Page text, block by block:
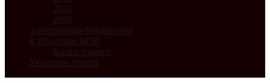
2021
2020
Электронная библиотека
К 80-летию ВОВ
Книга памяти
Указатель статей